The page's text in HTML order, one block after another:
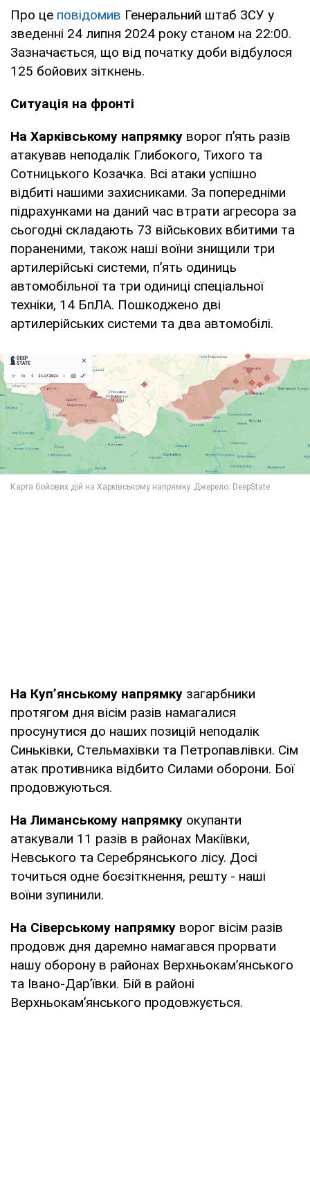
Про це повідомив Генеральний штаб ЗСУ у
зведенні 24 липня 2024 року станом на 22:00.
Зазначається, що від початку доби відбулося
125 бойових зіткнень.
Ситуація на фронті
На Харківському напрямку ворог п’ять разів
атакував неподалік Глибокого, Тихого та
Сотницького Козачка. Всі атаки успішно
відбиті нашими захисниками. За попередніми
підрахунками на даний час втрати агресора за
сьогодні складають 73 військових вбитими та
пораненими, також наші воїни знищили три
артилерійські системи, п’ять одиниць
автомобільної та три одиниці спеціальної
техніки, 14 БпЛА. Пошкоджено дві
артилерійських системи та два автомобілі.
На Куп’янському напрямку загарбники
протягом дня вісім разів намагалися
просунутися до наших позицій неподалік
Синьківки, Стельмахівки та Петропавлівки. Сім
атак противника відбито Силами оборони. Бої
продовжуються.
На Лиманському напрямку окупанти
атакували 11 разів в районах Макіївки,
Невського та Серебрянського лісу. Досі
точиться одне боєзіткнення, решту - наші
воїни зупинили.
На Сіверському напрямку ворог вісім разів
продовж дня даремно намагався прорвати
нашу оборону в районах Верхньокам’янського
та Івано-Дар’ївки. Бій в районі
Верхньокам’янського продовжується.